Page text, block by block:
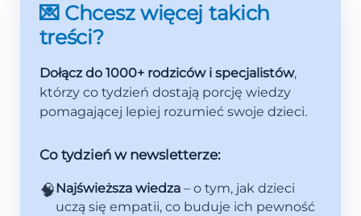
💌 Chcesz więcej takich
treści?
Dołącz do 1000+ rodziców i specjalistów,
którzy co tydzień dostają porcję wiedzy
pomagającej lepiej rozumieć swoje dzieci.
Co tydzień w newsletterze:
🧠 Najświeższa wiedza– o tym, jak dzieci
uczą się empatii, co buduje ich pewność